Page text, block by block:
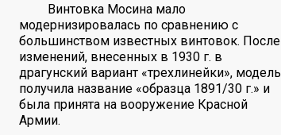
Винтовка Мосина мало
модернизировалась по сравнению с
большинством известных винтовок. После
изменений, внесенных в 1930 г. в
драгунский вариант «трехлинейки», модель
получила название «образца 1891/30 г.» и
была принята на вооружение Красной
Армии.